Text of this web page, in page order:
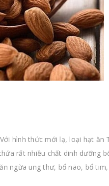
hình thức mới lạ, loại hạt ăn
rất nhiều chất dinh dưỡng
ngừa ung thư, bổ não, bổ